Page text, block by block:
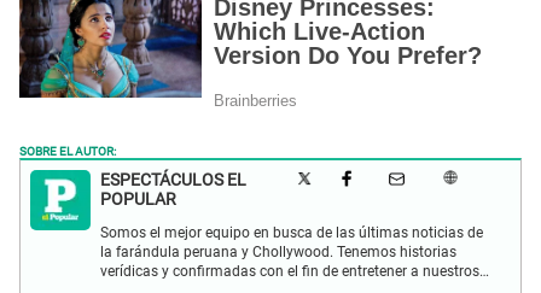
SOBRE EL AUTOR:
ESPECTÁCULOS EL
POPULAR
Somos el mejor equipo en busca de las últimas noticias de
la farándula peruana y Chollywood. Tenemos historias
verídicas y confirmadas con el fin de entretener a nuestros